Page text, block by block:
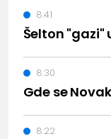
Šelton "gazi"
8:41
Gde se
8:30
8:22